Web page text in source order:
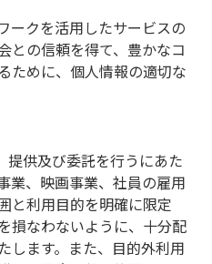
ークを活用したサービスの
との信頼を得て、豊かなコ
ために、個人情報の適切な
提供及び委託を行うにあた
業、映画事業、社員の雇用
と利用目的を明確に限定
損なわないように、十分配
します。また、目的外利用